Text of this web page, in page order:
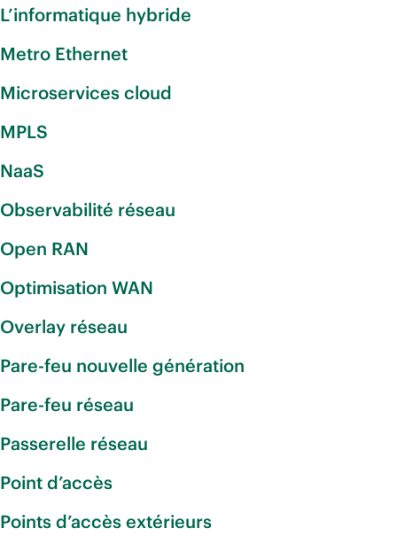
L’informatique hybride
Metro Ethernet
Microservices cloud
MPLS
NaaS
Observabilité réseau
Open RAN
Optimisation WAN
Overlay réseau
Pare-feu nouvelle génération
Pare-feu réseau
Passerelle réseau
Point d’accès
Points d’accès extérieurs